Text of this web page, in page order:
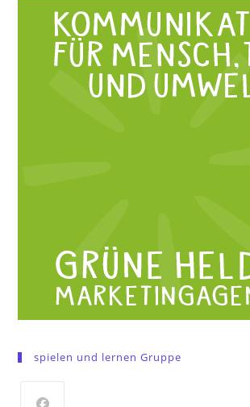
spielen und lernen Gruppe